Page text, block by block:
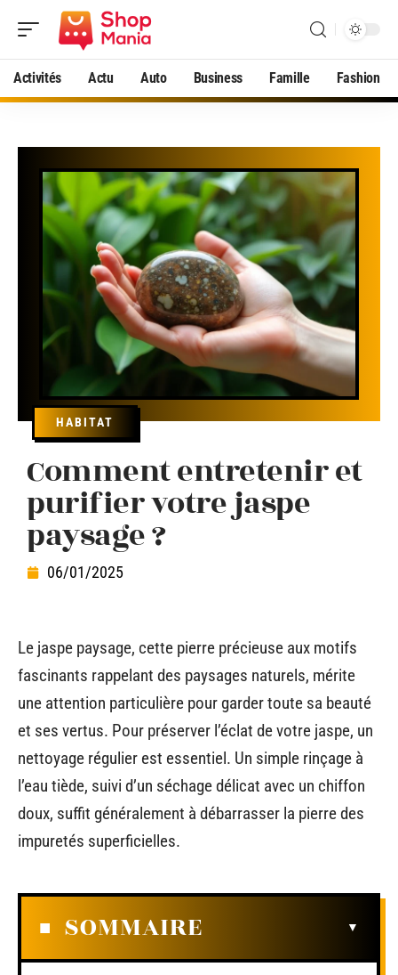
Activités Actu Auto Business Famille Fashion
HABITAT
Comment entretenir et
purifier votre jaspe
paysage ?
06/01/2025
Le jaspe paysage, cette pierre précieuse aux motifs
fascinants rappelant des paysages naturels, mérite
une attention particulière pour garder toute sa beauté
et ses vertus. Pour préserver l’éclat de votre jaspe, un
nettoyage régulier est essentiel. Un simple rinçage à
l’eau tiède, suivi d’un séchage délicat avec un chiffon
doux, suffit généralement à débarrasser la pierre des
impuretés superficielles.
SOMMAIRE